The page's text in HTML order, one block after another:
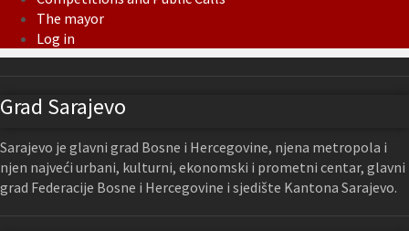
The mayor
Log in
Grad Sarajevo
Sarajevo je glavni grad Bosne i Hercegovine, njena metropola i
njen najveći urbani, kulturni, ekonomski i prometni centar, glavni
grad Federacije Bosne i Hercegovine i sjedište Kantona Sarajevo.